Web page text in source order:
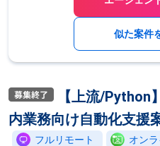
似た案件
【上流/Python
内業務向け自動化支援
フルリモート オン